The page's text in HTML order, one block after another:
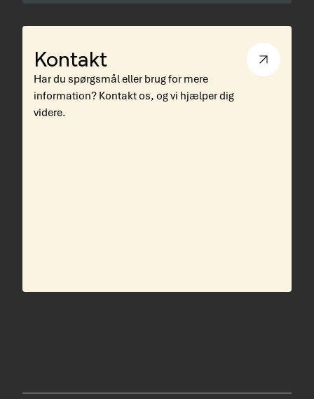
Kontakt
Har du spørgsmål eller brug for mere
information? Kontakt os, og vi hjælper dig
videre.